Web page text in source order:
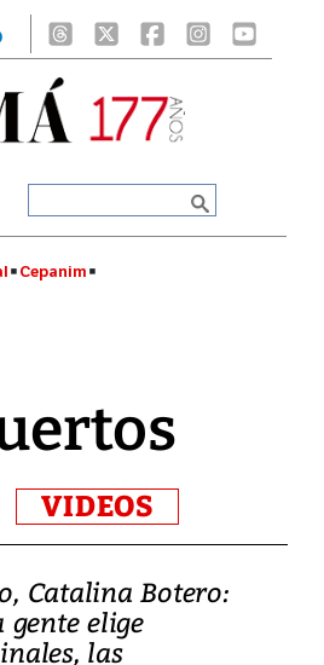
Cepanim
VIDEOS
Catalina Botero:
gente elige
las